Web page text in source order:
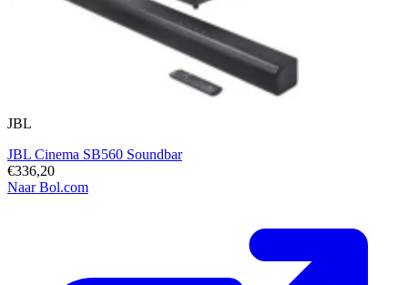
JBL
JBL Cinema SB560 Soundbar
€336,20
Naar Bol.com